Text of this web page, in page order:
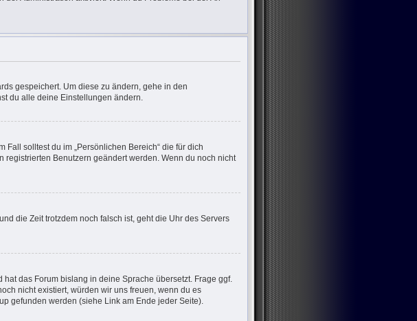
gespeichert. Um diese zu ändern, gehe in den
du alle deine Einstellungen ändern.
solltest du im „Persönlichen Bereich“ die für dich
Benutzern geändert werden. Wenn du noch nicht
die Zeit trotzdem noch falsch ist, geht die Uhr des Servers
das Forum bislang in deine Sprache übersetzt. Frage ggf.
nicht existiert, würden wir uns freuen, wenn du es
gefunden werden (siehe Link am Ende jeder Seite).